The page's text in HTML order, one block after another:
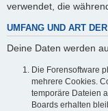
verwendet, die
UMFANG UND ART
Deine Daten werden
Die Forensoftware
mehrere Cookies.
temporäre Dateien
Boards erhalten